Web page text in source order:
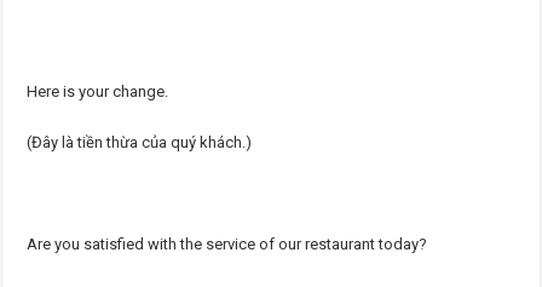
Here is your change.
(Đây là tiền thừa của quý khách.)
Are you satisfied with the service of our restaurant today?